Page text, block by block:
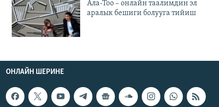
Ала-Тоо – онлайн таалимдин эл
аралык бешиги болууга тийиш
ОНЛАЙН ШЕРИНЕ